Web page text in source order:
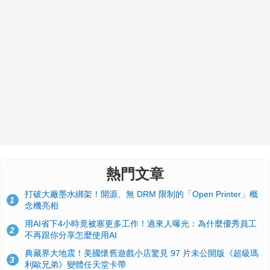
熱門文章
1
打破大廠墨水綁架！開源、無 DRM 限制的「Open Printer」概
念機亮相
2
用AI省下4小時竟被塞更多工作！過來人曝光：為什麼優秀員工
不再跟你分享怎麼使用AI
3
典藏界大地震！美國懷舊遊戲小店驚見 97 片未公開版《超級瑪
利歐兄弟》變體任天堂卡帶